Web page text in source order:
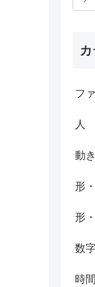
フ
人
動
形
形
数
時